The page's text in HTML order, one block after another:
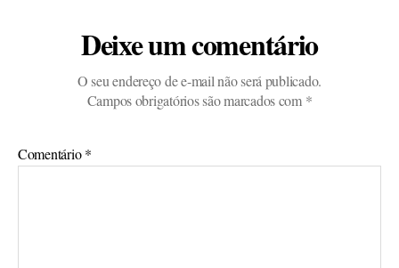
Deixe um comentário
O seu endereço de e-mail não será publicado.
Campos obrigatórios são marcados com *
Comentário*